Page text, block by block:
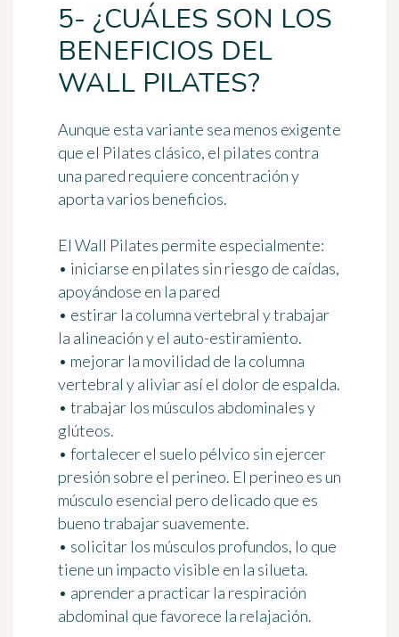
5- ¿CUÁLES SON LOS
BENEFICIOS DEL
WALL PILATES?
Aunque esta variante sea menos exigente
que el Pilates clásico, el pilates contra
una pared requiere concentración y
aportavarios beneficios.
El Wall Pilates permite especialmente:
• iniciarse en pilates sin riesgo de caídas,
apoyándose en la pared
• estirar la columna vertebral y trabajar
la alineación y el auto-estiramiento.
• mejorar la movilidad de la columna
vertebral y aliviar así el dolor de espalda.
• trabajar los músculos abdominales y
glúteos.
• fortalecer el suelo pélvico sin ejercer
presión sobre el perineo. El perineo es un
músculo esencial pero delicado que es
bueno trabajar suavemente.
• solicitar los músculos profundos, lo que
tiene un impacto visible en la silueta.
• aprender a practicar la respiración
abdominal que favorece la relajación.